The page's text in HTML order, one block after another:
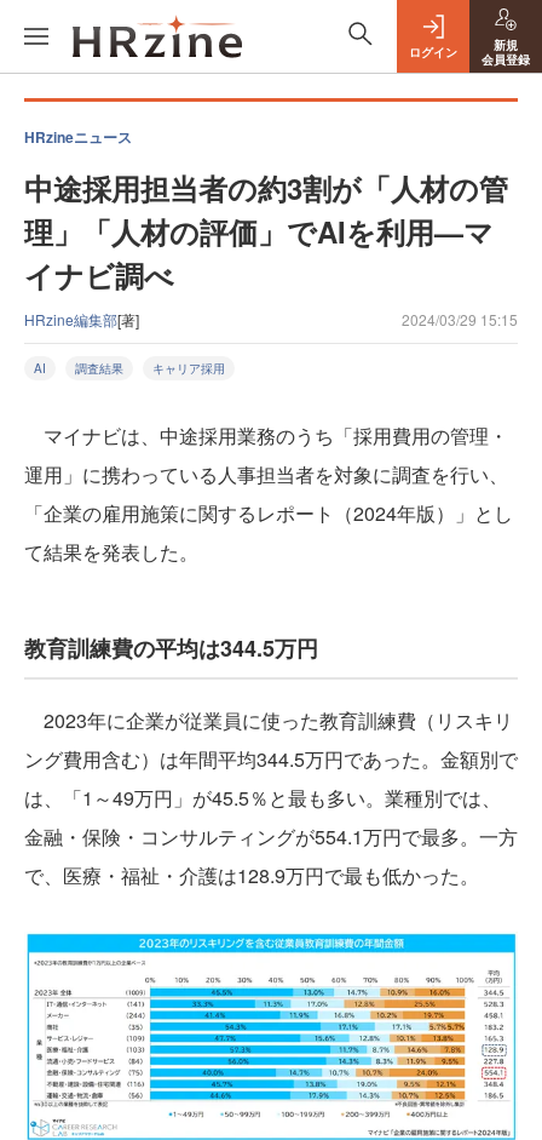
ログイン
新規
会員登録
HRzineニュース
中途採用担当者の約3割が「人材の管
理」「人材の評価」でAIを利用—マ
イナビ調べ
HRzine編集部[著] 2024/03/29 15:15
AI 調査結果 キャリア採用
マイナビは、中途採用業務のうち「採用費用の管理・
運用」に携わっている人事担当者を対象に調査を行い、
「企業の雇用施策に関するレポート（2024年版）」とし
て結果を発表した。
教育訓練費の平均は344.5万円
2023年に企業が従業員に使った教育訓練費（リスキリ
ング費用含む）は年間平均344.5万円であった。金額別で
は、「1～49万円」が45.5％と最も多い。業種別では、
金融・保険・コンサルティングが554.1万円で最多。一方
で、医療・福祉・介護は128.9万円で最も低かった。